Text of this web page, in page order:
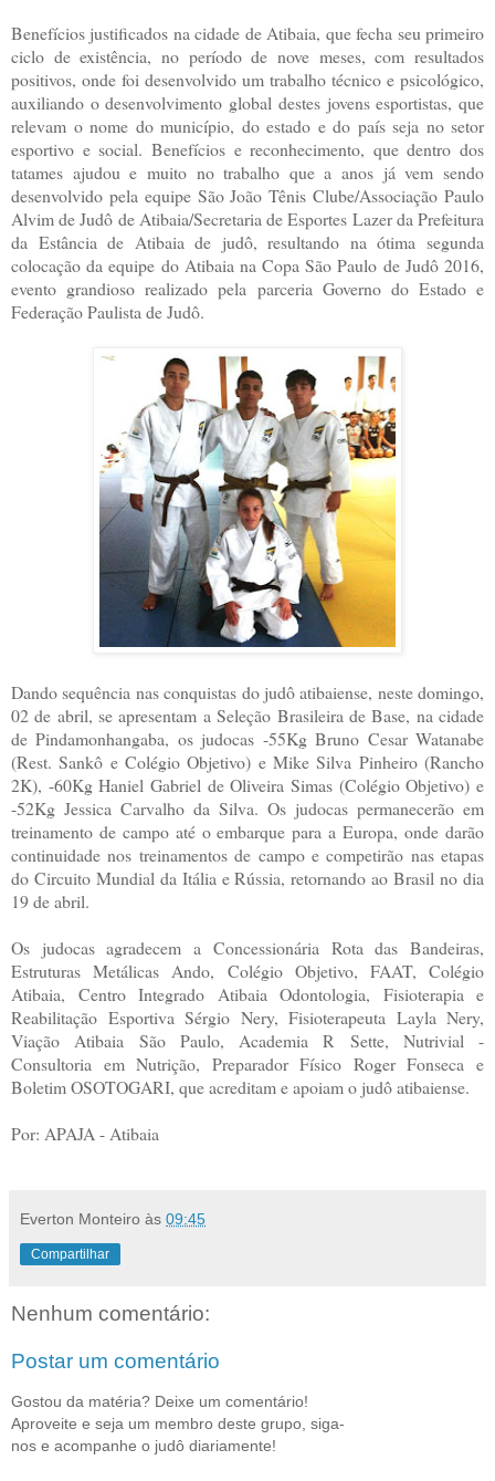
Benefícios justificados na cidade de Atibaia, que fecha seu primeiro
ciclo de existência, no período de nove meses, com resultados
positivos, onde foi desenvolvido um trabalho técnico e psicológico,
auxiliando o desenvolvimento global destes jovens esportistas, que
relevam o nome do município, do estado e do país seja no setor
esportivo e social. Benefícios e reconhecimento, que dentro dos
tatames ajudou e muito no trabalho que a anos já vem sendo
desenvolvido pela equipe São João Tênis Clube/Associação Paulo
Alvim de Judô de Atibaia/Secretaria de Esportes Lazer da Prefeitura
da Estância de Atibaia de judô, resultando na ótima segunda
colocação da equipe do Atibaia na Copa São Paulo de Judô 2016,
evento grandioso realizado pela parceria Governo do Estado e
Federação Paulista de Judô.
Dando sequência nas conquistas do judô atibaiense, neste domingo,
02 de abril, se apresentam a Seleção Brasileira de Base, na cidade
de Pindamonhangaba, os judocas -55Kg Bruno Cesar Watanabe
(Rest. Sankô e Colégio Objetivo) e Mike Silva Pinheiro (Rancho
2K), -60Kg Haniel Gabriel de Oliveira Simas (Colégio Objetivo) e
-52Kg Jessica Carvalho da Silva. Os judocas permanecerão em
treinamento de campo até o embarque para a Europa, onde darão
continuidade nos treinamentos de campo e competirão nas etapas
do Circuito Mundial da Itália e Rússia, retornando ao Brasil no dia
19 de abril.
Os judocas agradecem a Concessionária Rota das Bandeiras,
Estruturas Metálicas Ando, Colégio Objetivo, FAAT, Colégio
Atibaia, Centro Integrado Atibaia Odontologia, Fisioterapia e
Reabilitação Esportiva Sérgio Nery, Fisioterapeuta Layla Nery,
Viação Atibaia São Paulo, Academia R Sette, Nutrivial -
Consultoria em Nutrição, Preparador Físico Roger Fonseca e
Boletim OSOTOGARI, que acreditam e apoiam o judô atibaiense.
Por: APAJA - Atibaia
Everton Monteiro às 09:45
Compartilhar
Nenhum comentário:
Postar um comentário
Gostou da matéria? Deixe um comentário!
Aproveite e seja um membro deste grupo, siga-
nos e acompanhe o judô diariamente!